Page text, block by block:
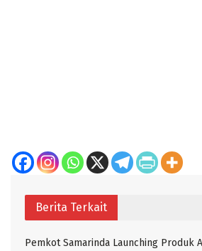
Berita Terkait
Pemkot Samarinda Launching Produk